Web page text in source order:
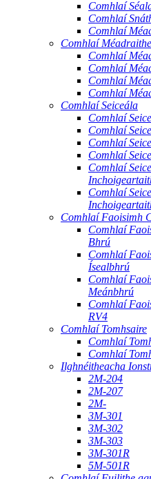
Comhlaí
Comhlaí
Comhlaí
Comhlaí Méadraithe
Comhlaí
Comhlaí
Comhlaí
Comhlaí
Comhlaí Seiceála
Comhlaí
Comhlaí
Comhlaí
Comhlaí
Comhlaí
Comhlaí
Comhlaí Faoisimh
Comhlaí
Bhrú
Comhlaí
Ísealbhrú
Comhlaí
Meánbhrú
Comhlaí
RV4
Comhlaí Tomhsaire
Comhlaí
Comhlaí
Ilghnéitheacha
2M-204
2M-207
2M-
3M-301
3M-302
3M-303
3M-301R
5M-501R